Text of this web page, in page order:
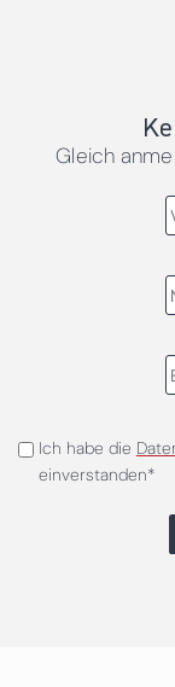
Gleich
Ich habe die
einverstanden*